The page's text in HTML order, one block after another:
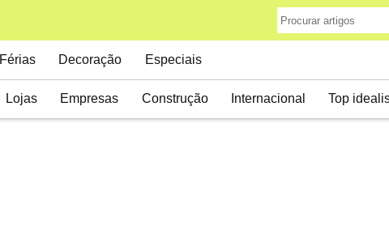
Lojas Empresas Construção Internacional Top
Férias Decoração Especiais